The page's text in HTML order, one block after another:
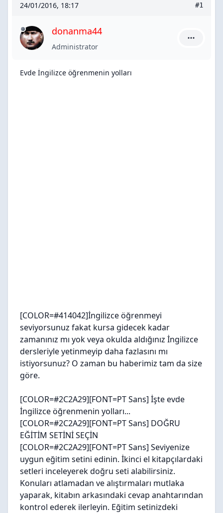
24/01/2016, 18:17 #1
donanma44
Administrator
Evde İngilizce öğrenmenin yolları
[COLOR=#414042]İngilizce öğrenmeyi
seviyorsunuz fakat kursa gidecek kadar
zamanınız mı yok veya okulda aldığınız İngilizce
dersleriyle yetinmeyip daha fazlasını mı
istiyorsunuz? O zaman bu haberimiz tam da size
göre.
[COLOR=#2C2A29][FONT=PT Sans] İşte evde
İngilizce öğrenmenin yolları...
[COLOR=#2C2A29][FONT=PT Sans] DOĞRU
EĞİTİM SETİNİ SEÇİN
[COLOR=#2C2A29][FONT=PT Sans] Seviyenize
uygun eğitim setini edinin. İkinci el kitapçılardaki
setleri inceleyerek doğru seti alabilirsiniz.
Konuları atlamadan ve alıştırmaları mutlaka
yaparak, kitabın arkasındaki cevap anahtarından
kontrol ederek ilerleyin. Eğitim setinizdeki